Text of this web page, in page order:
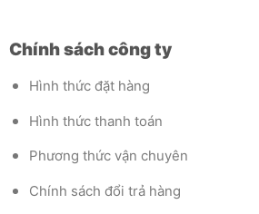
Chính sách công ty
Hình thức đặt hàng
Hình thức thanh toán
Phương thức vận chuyên
Chính sách đổi trả hàng